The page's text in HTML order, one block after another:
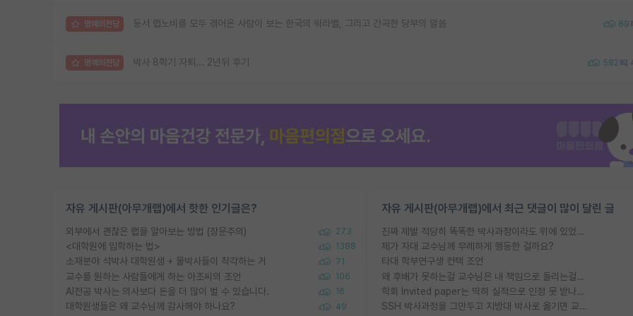
명예의전당 동서 랩노비를 모두 겪어온 사람이 보는 한국의 워라밸, 그리고 간곡한 당부의 말씀 89
명예의전당 박사 8학기 자퇴... 2년뒤 후기 582
자유 게시판(아무개랩)에서 핫한 인기글은?
외부에서 괜찮은 랩을 알아보는 방법 (장문주의) 273
<대학원에 입학하는 법> 1388
소재분야 석박사 대학원생 + 물박사들이 착각하는 거 71
교수를 원하는 사람들에게 하는 아조씨의 조언 106
AI전공 박사는 의사보다 돈을 더 많이 벌 수 있습니다. 16
대학원생들은 왜 교수님께 감사해야 하나요? 49
자유 게시판(아무개랩)에서 최근 댓글이 많이 달린 글
진짜 제발 적당히 똑똑한 박사과정이라도 위에 있었으면..
제가 자대 교수님께 무례하게 행동한 걸까요?
타대 학부연구생 컨택 조언
왜 후배가 못하는걸 교수님은 내 책임으로 돌리는걸까요?
학회 Invited paper는 딱히 실적으로 인정 못 받나요?
SSH 박사과정을 그만두고 지방대 박사로 옮기면 교수의 꿈은 끝일까요?